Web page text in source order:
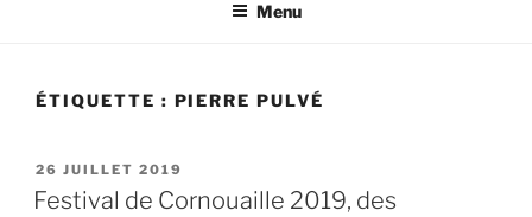
Menu
ÉTIQUETTE : PIERRE PULVÉ
PUBLIÉ
LE
26 JUILLET 2019
Festival de Cornouaille 2019, des